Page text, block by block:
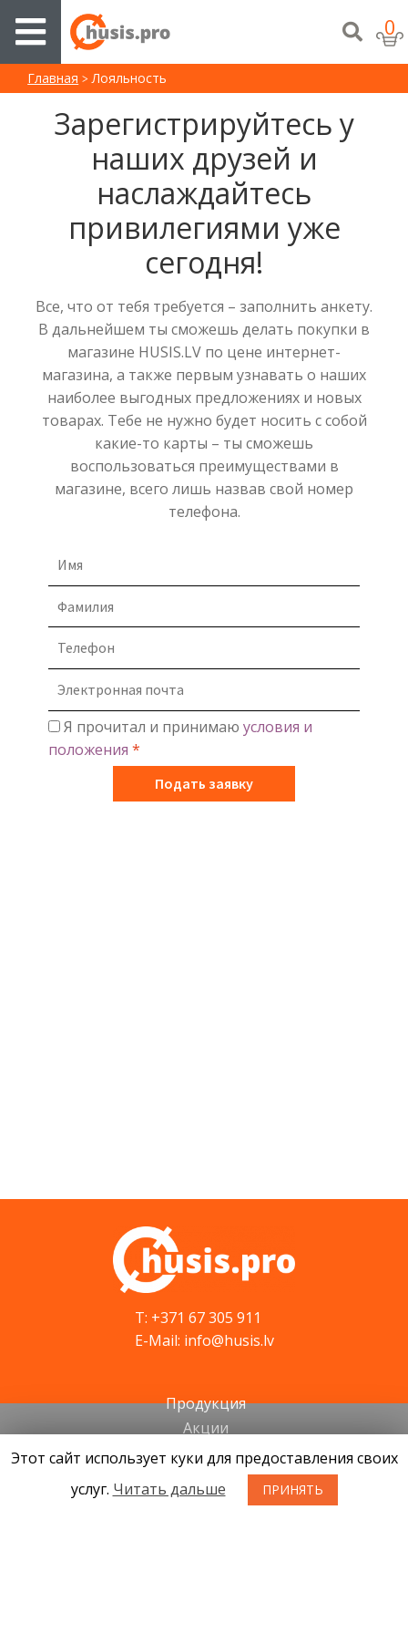
0
Главная Лояльность
Зарегистрируйтесь у
наших друзей и
наслаждайтесь
привилегиями уже
сегодня!
Все, что от тебя требуется – заполнить анкету.
В дальнейшем ты сможешь делать покупки в
магазине HUSIS.LV по цене интернет-
магазина, а также первым узнавать о наших
наиболее выгодных предложениях и новых
товарах. Тебе не нужно будет носить с собой
какие-то карты – ты сможешь
воспользоваться преимуществами в
магазине, всего лишь назвав свой номер
телефона.
Я прочитал и принимаю условия и
положения *
Подать заявку
T: +371 67 305 911
E-Mail: info@husis.lv
Продукция
Акции
Cервис
Этот сайт использует куки для предоставления своих
услуг. Читать дальше ПРИНЯТЬ